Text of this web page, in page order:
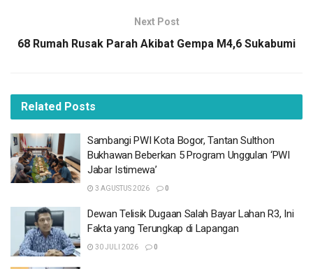
Sambangi PWI Kota Bogor, Tantan Sulthon
Dewan Telisik Dugaan Salah Bayar Lahan R3, Ini
30 JULI 2026
Masjid RS Sentra Medika Tak Aman, Pencuri
Intai Pengunjung di Siang Hari
Pakai Badan Jalan Publik untuk Valet Parking,
Restoran Aroem Bogor Terancam Dipanggil
Next Post
68 Rumah Rusak Parah Akibat Gempa M4,6 Sukabumi
Related Posts
Sambangi PWI Kota Bogor, Tantan Sulthon
Bukhawan Beberkan 5 Program Unggulan ‘PWI
Jabar Istimewa’
3 AGUSTUS 2026 0
Dewan Telisik Dugaan Salah Bayar Lahan R3, Ini
Fakta yang Terungkap di Lapangan
30 JULI 2026 0